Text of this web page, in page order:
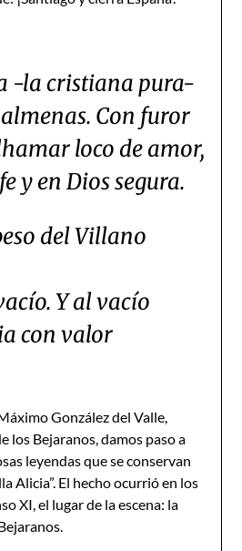
-la cristiana pura-
Con furor
loco de amor,
y en Dios segura.
del Villano
Y al vacío
con valor
González del Valle,
los Bejaranos, damos paso a
leyendas que se conservan
Alicia”. El hecho ocurrió en los
XI, el lugar de la escena: la